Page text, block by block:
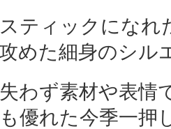
ティックになれ
めた細身のシル
わず素材や表情
優れた今季一押